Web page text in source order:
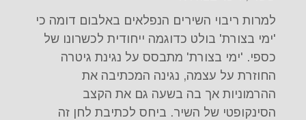
למרות ריבוי השירים הנפלאים באלבום דומה כי
'ימי בצורת' בולט כדוגמה ייחודית לכשרונו של
כספי. 'ימי בצורת' מתבסס על נגינת גיטרה
החוזרת על עצמה, נגינה המכתיבה את
ההרמוניות אך בה בשעה גם את הקצב
הסינקופטי של השיר. ביחס לכתיבת לחן זה